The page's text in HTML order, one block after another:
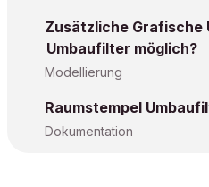
Zusätzliche Grafische
Umbaufilter möglich?
Modellierung
Raumstempel
Dokumentation